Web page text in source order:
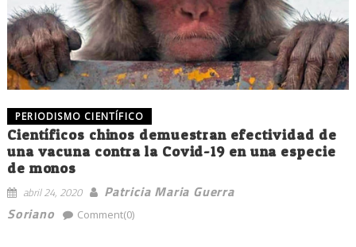
PERIODISMO CIENTÍFICO
Científicos chinos demuestran efectividad de
una vacuna contra la Covid-19 en una especie
de monos
abril 24, 2020
Patricia Maria Guerra
Soriano
Comment(0)